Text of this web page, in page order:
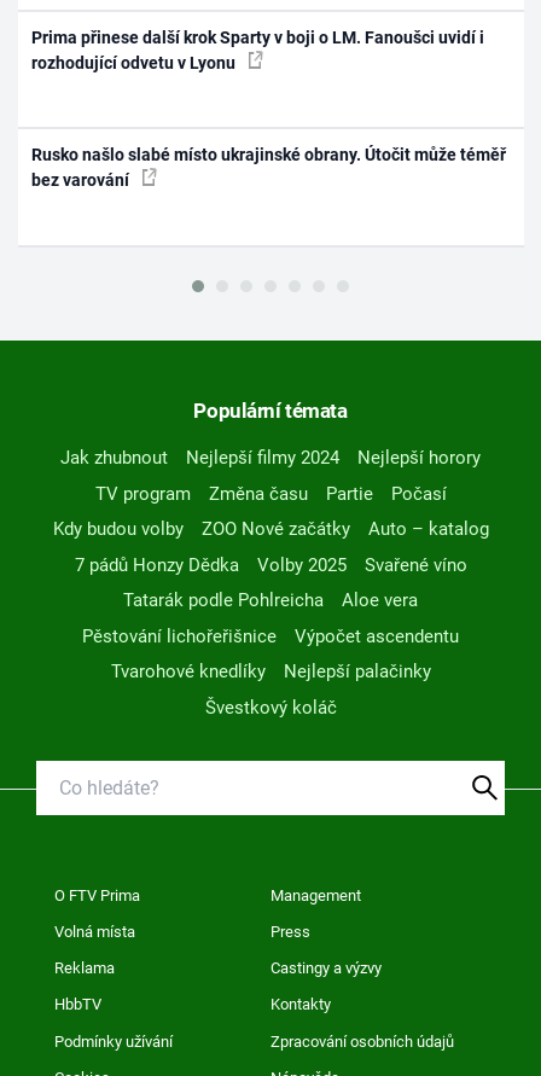
Prima přinese další krok Sparty v boji o LM. Fanoušci uvidí i
rozhodující odvetu v Lyonu
Rusko našlo slabé místo ukrajinské obrany. Útočit může téměř
bez varování
Populární témata
Jak zhubnout Nejlepší filmy 2024
Nejlepší horory
TV program
Změna času Partie
Počasí
Kdy budou volby
ZOO Nové začátky
Auto – katalog
7 pádů Honzy Dědka
Volby 2025
Svařené víno
Tatarák podle Pohlreicha
Aloe vera
Pěstování lichořeřišnice
Výpočet ascendentu
Tvarohové knedlíky
Nejlepší palačinky
Švestkový koláč
O FTV Prima Management
Volná místa Press
Reklama Castingy a výzvy
HbbTV Kontakty
Podmínky užívání Zpracování osobních údajů